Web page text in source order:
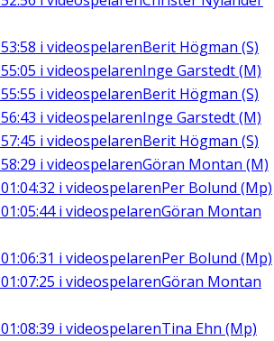
53:58 i videospelarenBerit Högman (S)
55:05 i videospelarenInge Garstedt (M)
55:55 i videospelarenBerit Högman (S)
56:43 i videospelarenInge Garstedt (M)
57:45 i videospelarenBerit Högman (S)
58:29 i videospelarenGöran Montan (M)
01:04:32 i videospelarenPer Bolund (Mp)
01:05:44i videospelarenGöran Montan
01:06:31 i videospelarenPer Bolund (Mp)
01:07:25 i videospelarenGöran Montan
01:08:39 i videospelarenTina Ehn (Mp)